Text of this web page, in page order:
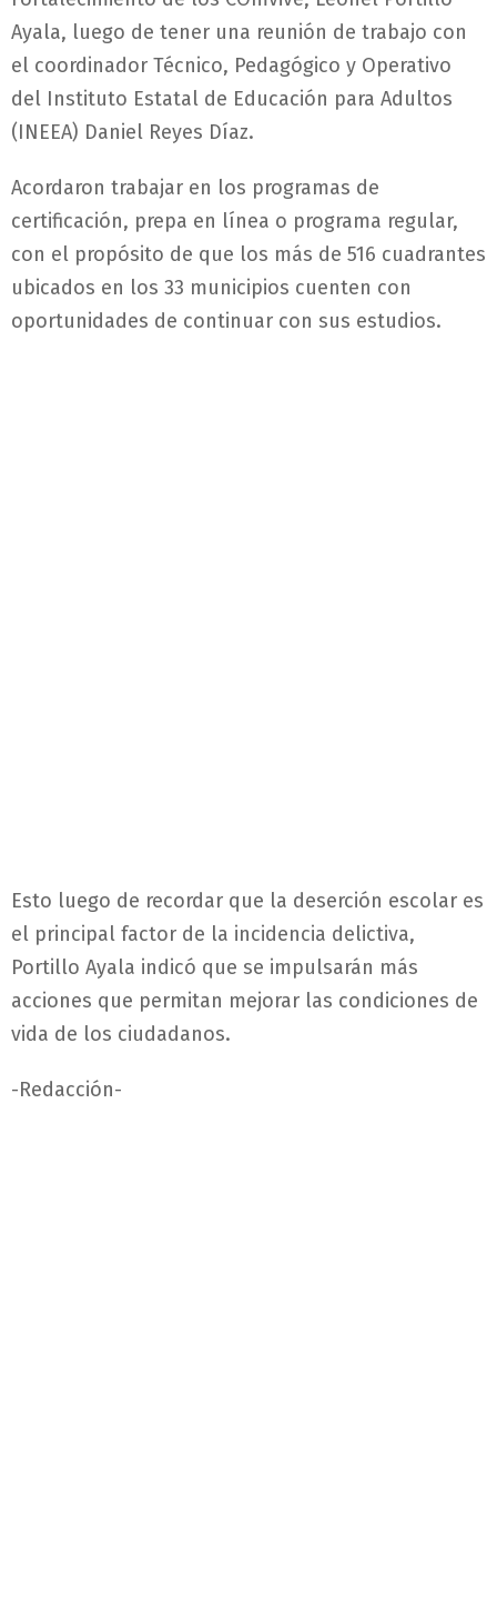
Ayala, luego de tener una reunión de trabajo con
el coordinador Técnico, Pedagógico y Operativo
del Instituto Estatal de Educación para Adultos
(INEEA) Daniel Reyes Díaz.
Acordaron trabajar en los programas de
certificación, prepa en línea o programa regular,
con el propósito de que los más de 516 cuadrantes
ubicados en los 33 municipios cuenten con
oportunidades de continuar con sus estudios.
Esto luego de recordar que la deserción escolar es
el principal factor de la incidencia delictiva,
Portillo Ayala indicó que se impulsarán más
acciones que permitan mejorar las condiciones de
vida de los ciudadanos.
-Redacción-